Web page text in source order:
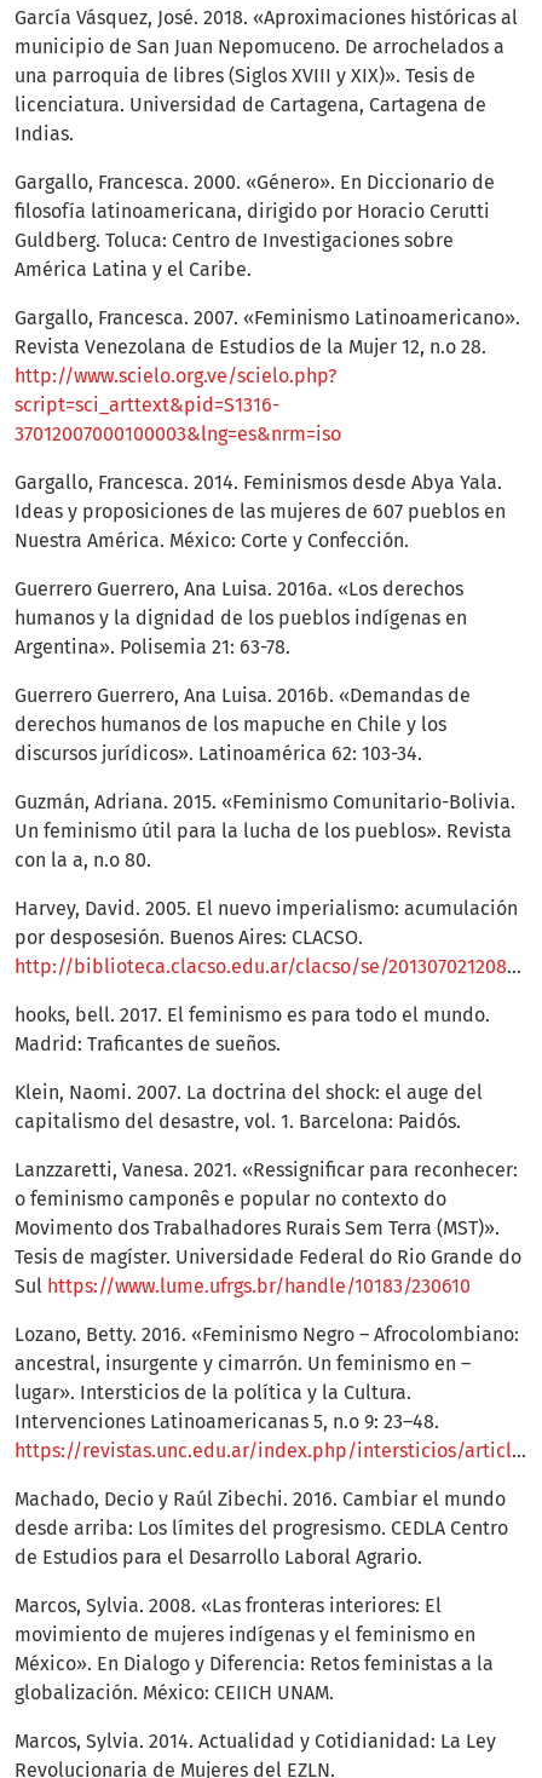
García Vásquez, José. 2018. «Aproximaciones históricas al
municipio de San Juan Nepomuceno. De arrochelados a
una parroquia de libres (Siglos XVIII y XIX)». Tesis de
licenciatura. Universidad de Cartagena, Cartagena de
Indias.
Gargallo, Francesca. 2000. «Género». En Diccionario de
filosofía latinoamericana, dirigido por Horacio Cerutti
Guldberg. Toluca: Centro de Investigaciones sobre
América Latina y el Caribe.
Gargallo, Francesca. 2007. «Feminismo Latinoamericano».
Revista Venezolana de Estudios de la Mujer 12, n.o 28.
http://www.scielo.org.ve/scielo.php?
script=sci_arttext&pid=S1316-
37012007000100003&lng=es&nrm=iso
Gargallo, Francesca. 2014. Feminismos desde Abya Yala.
Ideas y proposiciones de las mujeres de 607 pueblos en
Nuestra América. México: Corte y Confección.
Guerrero Guerrero, Ana Luisa. 2016a. «Los derechos
humanos y la dignidad de los pueblos indígenas en
Argentina». Polisemia 21: 63-78.
Guerrero Guerrero, Ana Luisa. 2016b. «Demandas de
derechos humanos de los mapuche en Chile y los
discursos jurídicos». Latinoamérica 62: 103-34.
Guzmán, Adriana. 2015. «Feminismo Comunitario-Bolivia.
Un feminismo útil para la lucha de los pueblos». Revista
con la a, n.o 80.
Harvey, David. 2005. El nuevo imperialismo: acumulación
por desposesión. Buenos Aires: CLACSO.
http://biblioteca.clacso.edu.ar/clacso/se/20130702120830/harvey.pdf
hooks, bell. 2017. El feminismo es para todo el mundo.
Madrid: Traficantes de sueños.
Klein, Naomi. 2007. La doctrina del shock: el auge del
capitalismo del desastre, vol. 1. Barcelona: Paidós.
Lanzzaretti, Vanesa. 2021. «Ressignificar para reconhecer:
o feminismo camponês e popular no contexto do
Movimento dos Trabalhadores Rurais Sem Terra (MST)».
Tesis de magíster. Universidade Federal do Rio Grande do
Sul https://www.lume.ufrgs.br/handle/10183/230610
Lozano, Betty. 2016. «Feminismo Negro – Afrocolombiano:
ancestral, insurgente y cimarrón. Un feminismo en –
lugar». Intersticios de la política y la Cultura.
Intervenciones Latinoamericanas 5, n.o 9: 23–48.
https://revistas.unc.edu.ar/index.php/intersticios/article/view/14612
Machado, Decio y Raúl Zibechi. 2016. Cambiar el mundo
desde arriba: Los límites del progresismo. CEDLA Centro
de Estudios para el Desarrollo Laboral Agrario.
Marcos, Sylvia. 2008. «Las fronteras interiores: El
movimiento de mujeres indígenas y el feminismo en
México». En Dialogo y Diferencia: Retos feministas a la
globalización. México: CEIICH UNAM.
Marcos, Sylvia. 2014. Actualidad y Cotidianidad: La Ley
Revolucionaria de Mujeres del EZLN.